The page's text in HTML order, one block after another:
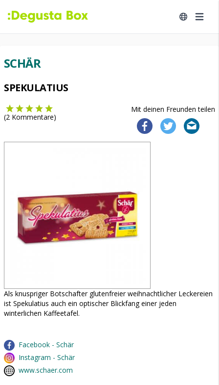
SCHÄR
SPEKULATIUS
Mit deinen Freunden teilen
(2 Kommentare)
Als knuspriger Botschafter glutenfreier weihnachtlicher Leckereien
ist Spekulatius auch ein optischer Blickfang einer jeden
winterlichen Kaffeetafel.
Facebook - Schär
Instagram - Schär
www.schaer.com